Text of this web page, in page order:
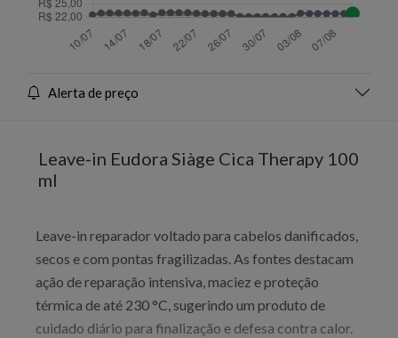
Alerta de preço
Leave-in Eudora Siàge Cica Therapy 100
ml
Leave-in reparador voltado para cabelos danificados,
secos e com pontas fragilizadas. As fontes destacam
ação de reparação intensiva, maciez e proteção
térmica de até 230 °C, sugerindo um produto de
cuidado diário para finalização e defesa contra calor.